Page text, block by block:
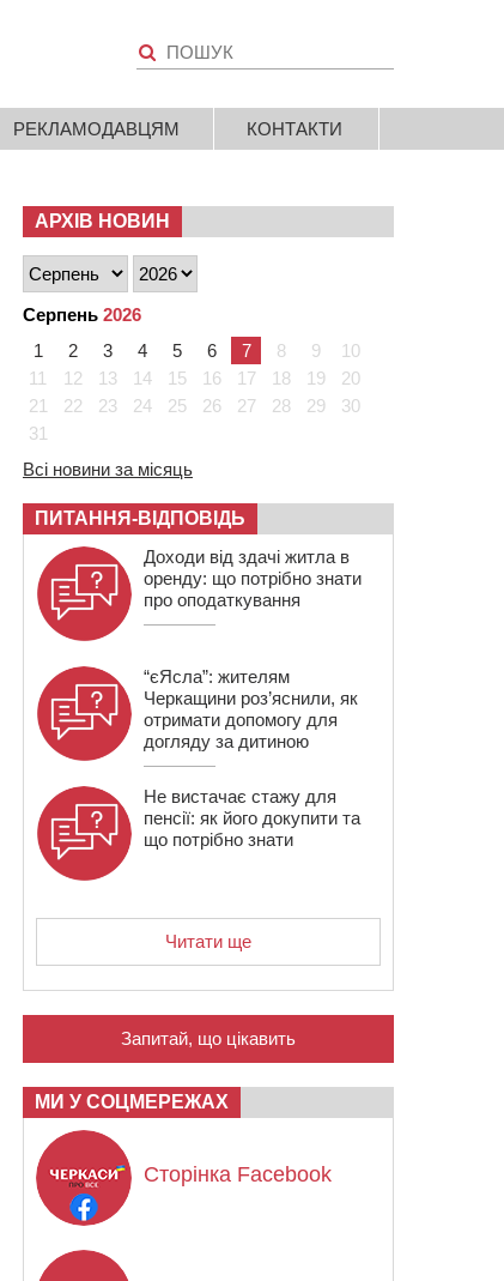
РЕКЛАМОДАВЦЯМ КОНТАКТИ
АРХІВ НОВИН
Серпень 2026
1
2 3 4 5 6 7 8 9
10
11
12 13 14 15 16 17 18 19
20
21
22 23 24 25 26 27 28 29
30
31
Всі новини за місяць
ПИТАННЯ-ВІДПОВІДЬ
Доходи від здачі житла в
оренду: що потрібно знати
про оподаткування
“єЯсла”: жителям
Черкащини роз’яснили, як
отримати допомогу для
догляду за дитиною
Не вистачає стажу для
пенсії: як його докупити та
що потрібно знати
Читати ще
Запитай, що цікавить
МИ У СОЦМЕРЕЖАХ
Сторінка Facebook